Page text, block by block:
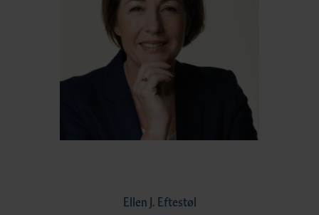
Ellen J. Eftestøl